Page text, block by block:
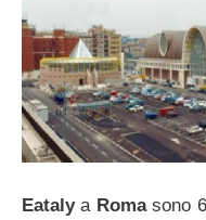
Eatalya Romasono